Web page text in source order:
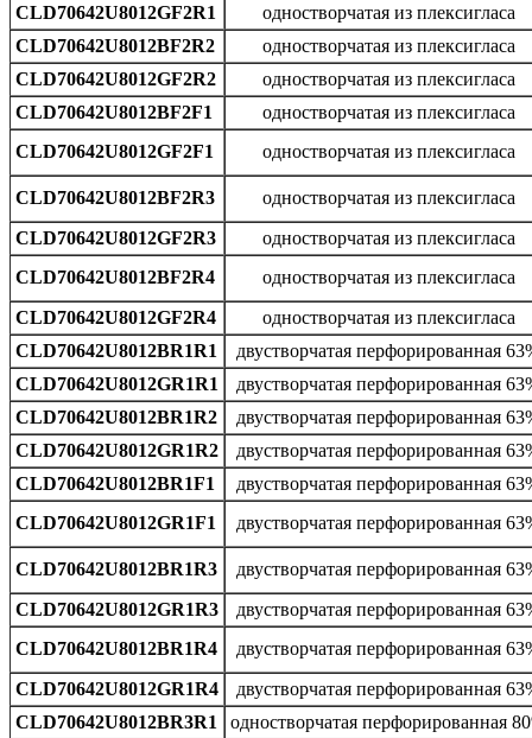
CLD70642U8012GF2R1
одностворчатая из плексигласа
CLD70642U8012BF2R2
одностворчатая из плексигласа
CLD70642U8012GF2R2
одностворчатая из плексигласа
CLD70642U8012BF2F1
одностворчатая из плексигласа
CLD70642U8012GF2F1
одностворчатая из плексигласа
CLD70642U8012BF2R3
одностворчатая из плексигласа
CLD70642U8012GF2R3
одностворчатая из плексигласа
CLD70642U8012BF2R4
одностворчатая из плексигласа
CLD70642U8012GF2R4
одностворчатая из плексигласа
CLD70642U8012BR1R1
двустворчатая перфорированная
CLD70642U8012GR1R1
двустворчатая перфорированная
CLD70642U8012BR1R2
двустворчатая перфорированная
CLD70642U8012GR1R2
двустворчатая перфорированная
CLD70642U8012BR1F1
двустворчатая перфорированная
CLD70642U8012GR1F1
двустворчатая перфорированная
CLD70642U8012BR1R3
двустворчатая перфорированная
CLD70642U8012GR1R3
двустворчатая перфорированная
CLD70642U8012BR1R4
двустворчатая перфорированная
CLD70642U8012GR1R4
двустворчатая перфорированная
CLD70642U8012BR3R1
одностворчатая перфорированная